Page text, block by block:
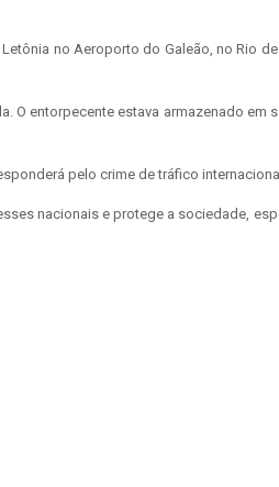
no Aeroporto do Galeão, no Rio
O entorpecente estava armazenado em
pelo crime de tráfico
nacionais e protege a sociedade,